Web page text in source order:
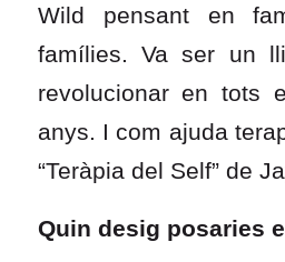
Wild pensant en
famílies. Va ser un
revolucionar en tots
anys. I com ajuda
“Teràpia del Self” de
Quin desig posaries